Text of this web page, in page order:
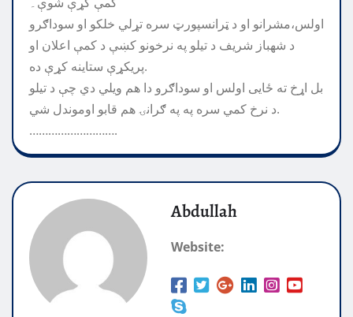
اولس،مشرانو او د ټرانسپورټ سره تړلي خلکو او سوداګرو
د شهباز شریف د تیلو په نرخونو کښې د کمې اعلان او
پریکړې ستاینه کړې ده.
بل اړخ ته ځایی اولس او سوداګرو دا هم ویلي دي چې د تیلو
د نرخ کمي سره په په ګرانۍ هم قابو اوموندل شي.
……………………….
Abdullah
Website: